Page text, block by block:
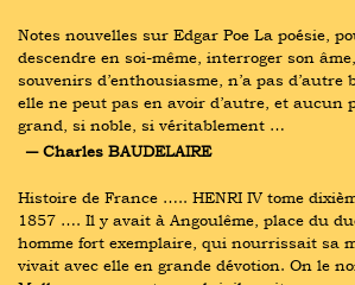
Notes nouvelles sur Edgar Poe La poésie,
descendre en soi-même, interroger son
souvenirs d’enthousiasme, n’a pas d’autre
elle ne peut pas en avoir d’autre, et aucun
grand, si noble, si véritablement …
― Charles BAUDELAIRE
Histoire de France ….. HENRI IV tome
1857 …. Il y avait à Angoulême, place du
homme fort exemplaire, qui nourrissait sa
vivait avec elle en grande dévotion. On le